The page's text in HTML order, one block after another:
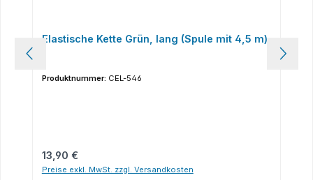
Elastische Kette Grün, lang (Spule mit 4,5 m)
Produktnummer: CEL-546
Regulärer Preis:
13,90 €
Preise exkl. MwSt. zzgl. Versandkosten